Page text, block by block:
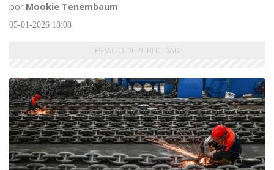
por Mookie Tenembaum
05-01-2026 18:08